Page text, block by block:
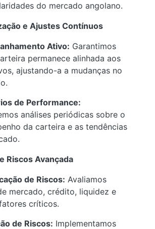
do mercado angolano.
e Ajustes Contínuos
Ativo: Garantimos
permanece alinhada aos
ajustando-a a mudanças no
de Performance:
análises periódicas sobre o
da carteira e as tendências
Riscos Avançada
de Riscos: Avaliamos
mercado, crédito, liquidez e
críticos.
de Riscos: Implementamos